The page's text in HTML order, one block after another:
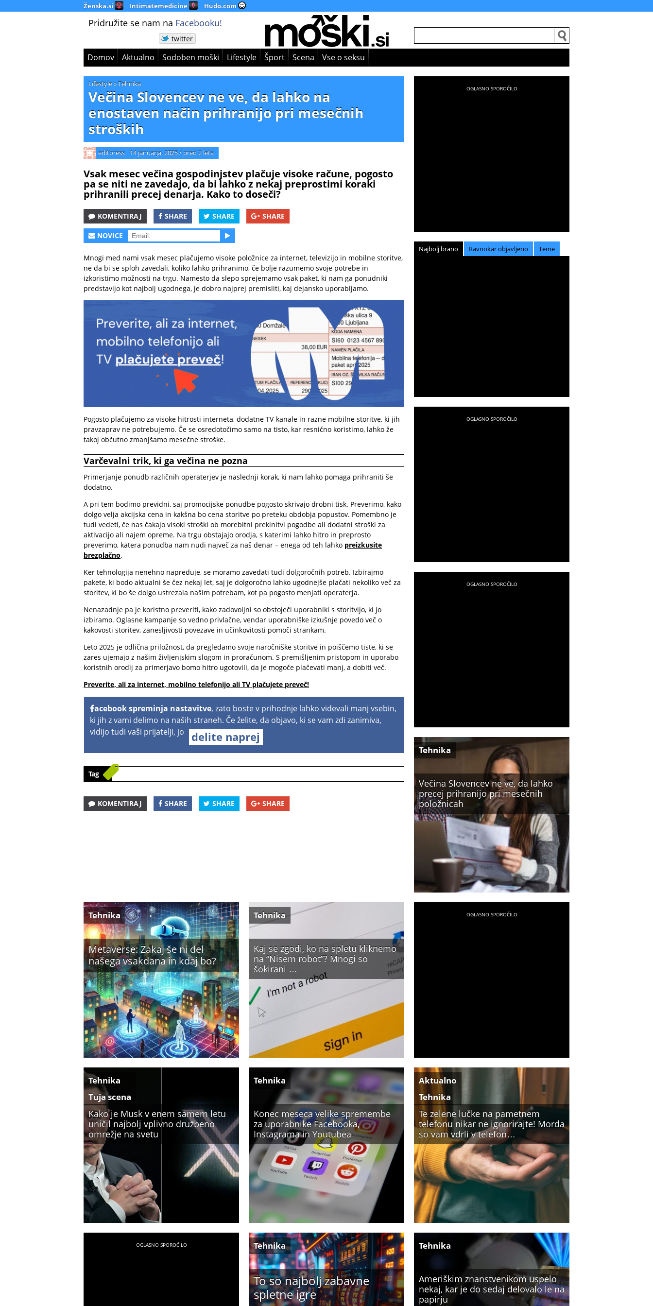
Ženska.si Intimatemedicine Hudo.com
Pridružite se nam na Facebooku!
twitter
Domov Aktualno Sodoben moški Lifestyle Šport Scena Vse o seksu
Lifestyle»Tehnika
Večina Slovencev ne ve, da lahko na
enostaven način prihranijo pri mesečnih
stroških
editoress 14 januarja, 2025/ pred 2 leta
Vsak mesec večina gospodinjstev plačuje visoke račune, pogosto
pa se niti ne zavedajo, da bi lahko z nekaj preprostimi koraki
prihranili precej denarja. Kako to doseči?
KOMENTIRAJ SHARE SHARE SHARE
NOVICE
Mnogi med nami vsak mesec plačujemo visoke položnice za internet, televizijo in mobilne storitve,
ne da bi se sploh zavedali, koliko lahko prihranimo, če bolje razumemo svoje potrebe in
izkoristimo možnosti na trgu. Namesto da slepo sprejemamo vsak paket, ki nam ga ponudniki
predstavijo kot najbolj ugodnega, je dobro najprej premisliti, kaj dejansko uporabljamo.
Pogosto plačujemo za visoke hitrosti interneta, dodatne TV-kanale in razne mobilne storitve, ki jih
pravzaprav ne potrebujemo. Če se osredotočimo samo na tisto, kar resnično koristimo, lahko že
takoj občutno zmanjšamo mesečne stroške.
Varčevalni trik, ki ga večina ne pozna
Primerjanje ponudb različnih operaterjev je naslednji korak, ki nam lahko pomaga prihraniti še
dodatno.
A pri tem bodimo previdni, saj promocijske ponudbe pogosto skrivajo drobni tisk. Preverimo, kako
dolgo velja akcijska cena in kakšna bo cena storitve po preteku obdobja popustov. Pomembno je
tudi vedeti, če nas čakajo visoki stroški ob morebitni prekinitvi pogodbe ali dodatni stroški za
aktivacijo ali najem opreme. Na trgu obstajajo orodja, s katerimi lahko hitro in preprosto
preverimo, katera ponudba nam nudi največ za naš denar – enega od teh lahko preizkusite
brezplačno.
Ker tehnologija nenehno napreduje, se moramo zavedati tudi dolgoročnih potreb. Izbirajmo
pakete, ki bodo aktualni še čez nekaj let, saj je dolgoročno lahko ugodnejše plačati nekoliko več za
storitev, ki bo še dolgo ustrezala našim potrebam, kot pa pogosto menjati operaterja.
Nenazadnje pa je koristno preveriti, kako zadovoljni so obstoječi uporabniki s storitvijo, ki jo
izbiramo. Oglasne kampanje so vedno privlačne, vendar uporabniške izkušnje povedo več o
kakovosti storitev, zanesljivosti povezave in učinkovitosti pomoči strankam.
Leto 2025 je odlična priložnost, da pregledamo svoje naročniške storitve in poiščemo tiste, ki se
zares ujemajo z našim življenjskim slogom in proračunom. S premišljenim pristopom in uporabo
koristnih orodij za primerjavo bomo hitro ugotovili, da je mogoče plačevati manj, a dobiti več.
Preverite, ali za internet, mobilno telefonijo ali TV plačujete preveč!
acebook spreminja nastavitve, zato boste v prihodnje lahko videvali manj vsebin,
ki jih z vami delimo na naših straneh. Če želite, da objavo, ki se vam zdi zanimiva,
vidijo tudi vaši prijatelji, jo
delite naprej
Tag
KOMENTIRAJ SHARE SHARE SHARE
Najbolj brano Ravnokar objavljeno Teme
Večina Slovencev ne ve, da lahko
precej prihranijo pri mesečnih
položnicah
Tehnika
Metaverse: Zakaj še ni del
našega vsakdana in kdaj bo?
Tehnika
Kaj se zgodi, ko na spletu kliknemo
na “Nisem robot”? Mnogi so
šokirani …
Tehnika
Kako je Musk v enem samem letu
uničil najbolj vplivno družbeno
omrežje na svetu
Tehnika
Tuja scena
Konec meseca velike spremembe
za uporabnike Facebooka,
Instagrama in Youtubea
Tehnika
Te zelene lučke na pametnem
telefonu nikar ne ignorirajte! Morda
so vam vdrli v telefon…
Aktualno
Tehnika
To so najbolj zabavne
spletne igre
Tehnika
Ameriškim znanstvenikom uspelo
nekaj, kar je do sedaj delovalo le na
papirju
Tehnika